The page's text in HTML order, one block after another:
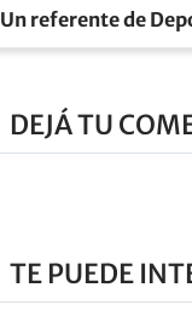
Un referente de
DEJÁ TU
TE PUEDE